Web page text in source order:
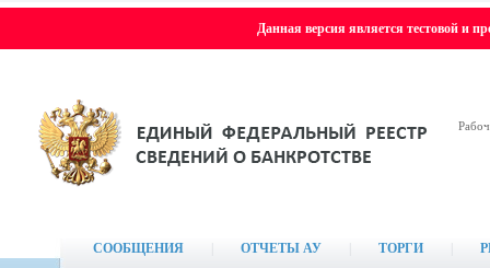
Данная версия является тестовой и
СООБЩЕНИЯ ОТЧЕТЫ АУ ТОРГИ